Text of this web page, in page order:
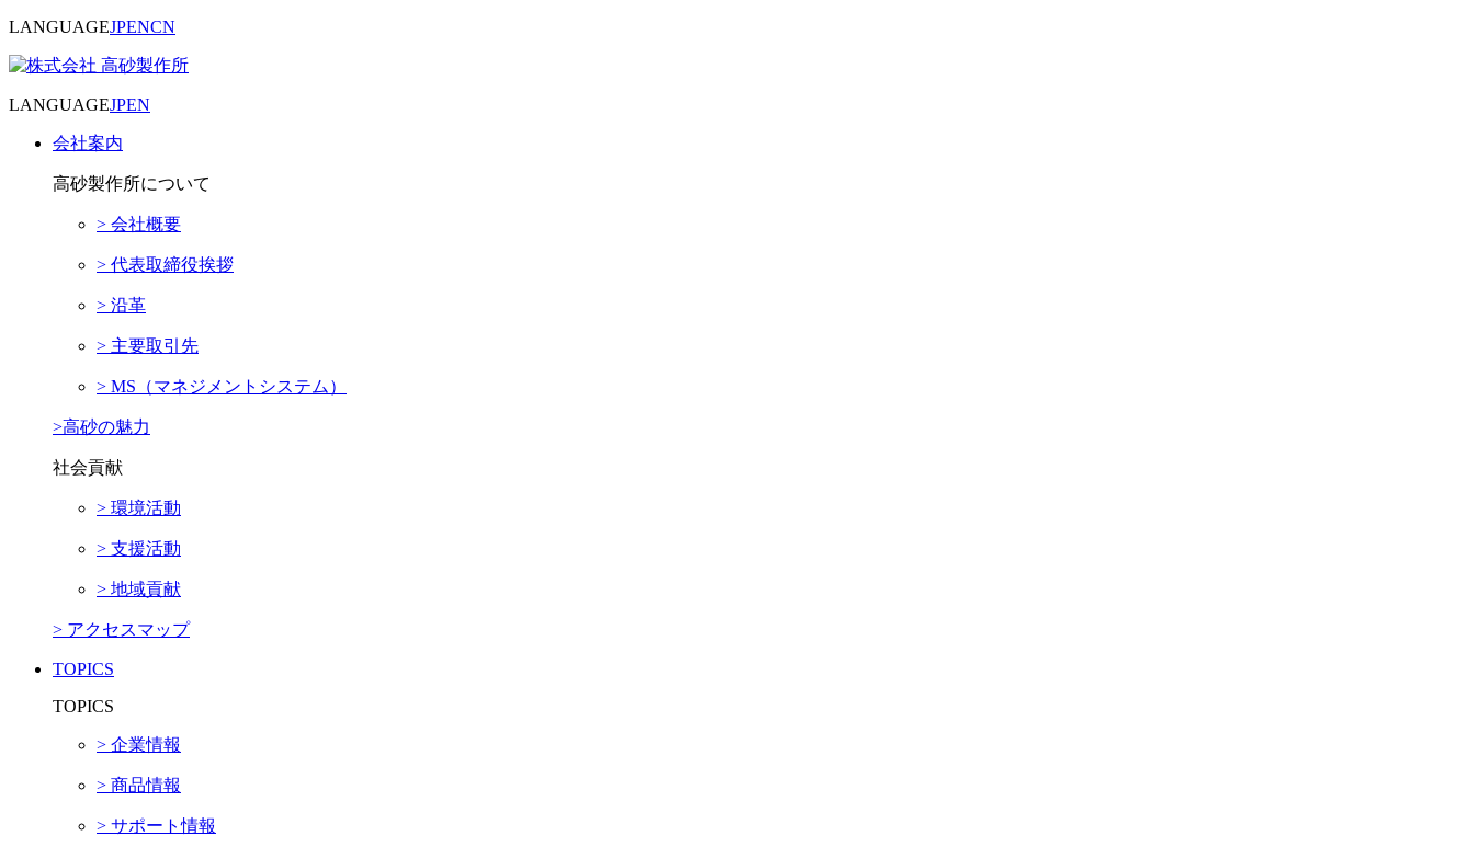
LANGUAGEJPENCN
LANGUAGEJPEN
会社案内
高砂製作所について
> 会社概要
> 代表取締役挨拶
> 沿革
> 主要取引先
> MS（マネジメントシステム）
>高砂の魅力
社会貢献
> 環境活動
> 支援活動
> 地域貢献
> アクセスマップ
TOPICS
TOPICS
> 企業情報
> 商品情報
> サポート情報